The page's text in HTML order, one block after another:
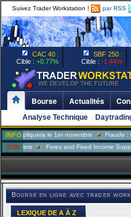
Suivez Trader Workstation ! par RSS
CAC 40 :
Cible : +0.77%
SBF 250 :
Cible : -1.44%
Bourse Actualités
Analyse Technique
INFOle 1er novembre Fraude : la Sécu
JOB Forex and Fixed Income Support
Bourse en ligne avec trader
LEXIQUE DE A À Z